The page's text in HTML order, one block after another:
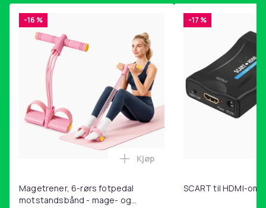
Tocopherol
Alpha-isomethyl ionone
Caramel
Cocos nucifera (coconut) oil
Disodium phosphate
Fragance (parfum)
Hexyl cinnamal
Hydroxyethylcellulose
Olea europaea (olive) fruit oil
Peg-40 hydrogenated castor oil
Potassium cocoate
Olivenolje
-16 %
Magetrener, 6-rørs fotpedal
motstandsbånd - mage- og
Legg Magetrener, 6-rørs
Kjøp
-17 %
SCART til HDMI-